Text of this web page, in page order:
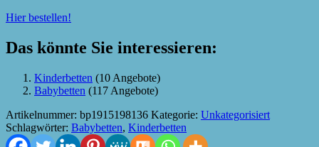
Hier bestellen!
Das könnte Sie interessieren:
Kinderbetten (10 Angebote)
Babybetten (117 Angebote)
Artikelnummer: bp1915198136 Kategorie: Unkategorisiert
Schlagwörter: Babybetten, Kinderbetten